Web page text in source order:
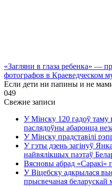
«Загляни в глаза ребенка» —
фотографов в Краеведческом
Если дети ни папины и не
049
Свежие записи
У Мінску 120 гадоў
паслядоўны абаронца
У Мінску прадставілі
У гэты дзень загінуў
найвялікшых паэтаў
Вясновы абрад «Саракі»
У Віцебску адкрылася
прысвечаная беларускай